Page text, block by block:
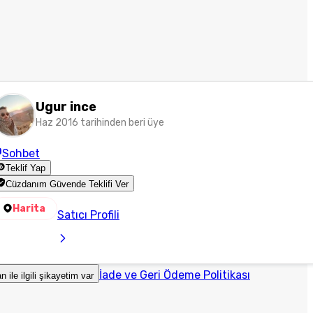
Ugur ince
Haz 2016 tarihinden beri üye
Sohbet
Teklif Yap
Cüzdanım Güvende Teklifi Ver
Harita Satıcı Profili
ile ilgili şikayetim var İade ve Geri Ödeme Politikası